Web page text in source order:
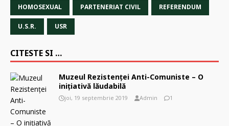
HOMOSEXUAL PARTENERIAT CIVIL REFERENDUM
U.S.R. USR
CITESTE SI …
Muzeul Rezistenţei Anti-Comuniste – O
inițiativă lăudabilă
joi, 19 septembrie 2019 Admin 1